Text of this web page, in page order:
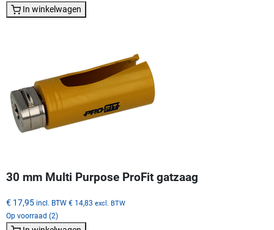
In winkelwagen
30 mm Multi Purpose ProFit gatzaag
€ 17,95 incl. BTW € 14,83 excl. BTW
Op voorraad (2)